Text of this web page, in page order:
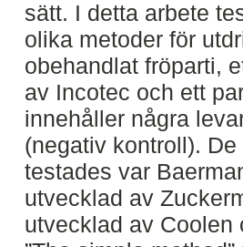
sätt. I detta arbete
olika metoder för
obehandlat fröparti,
av Incotec och ett
innehåller några
(negativ kontroll).
testades var
utvecklad av
utvecklad av Coolen